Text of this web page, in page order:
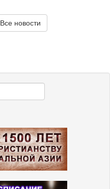
Все новости